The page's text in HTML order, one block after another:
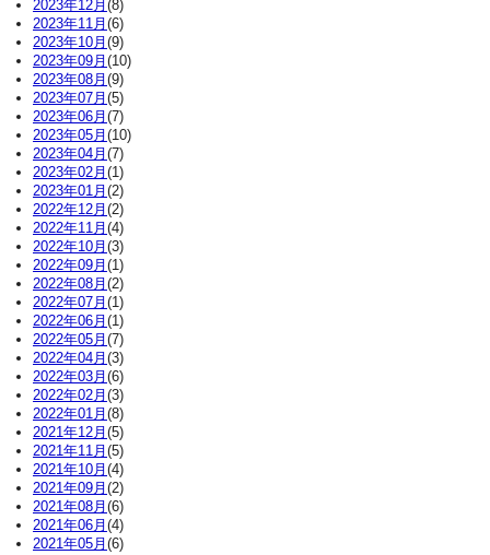
2023年12月(8)
2023年11月(6)
2023年10月(9)
2023年09月(10)
2023年08月(9)
2023年07月(5)
2023年06月(7)
2023年05月(10)
2023年04月(7)
2023年02月(1)
2023年01月(2)
2022年12月(2)
2022年11月(4)
2022年10月(3)
2022年09月(1)
2022年08月(2)
2022年07月(1)
2022年06月(1)
2022年05月(7)
2022年04月(3)
2022年03月(6)
2022年02月(3)
2022年01月(8)
2021年12月(5)
2021年11月(5)
2021年10月(4)
2021年09月(2)
2021年08月(6)
2021年06月(4)
2021年05月(6)